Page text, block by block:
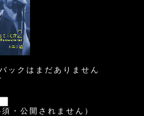
ックはまだありません
・公開されません）